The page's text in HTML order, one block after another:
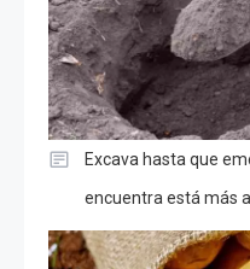
Excava hasta que
encuentra está más